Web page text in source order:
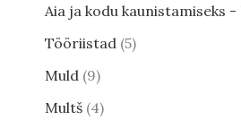
Aia ja kodu kaunistamiseks -
Tööriistad 5
Muld 9
Multš 4